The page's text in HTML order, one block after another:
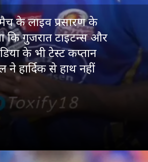
के लाइव प्रसारण के
कि गुजरात टाइटन्स और
के भी टेस्ट कप्तान
हार्द‍िक से हाथ नहीं